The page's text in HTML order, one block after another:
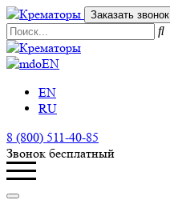
Заказать звонок
EN
EN
RU
8 (800) 511-40-85
Звонок бесплатный